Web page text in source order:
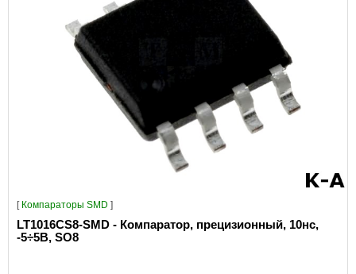
[ Компараторы SMD ]
LT1016CS8-SMD - Компаратор, прецизионный, 10нс,
-5÷5В, SO8